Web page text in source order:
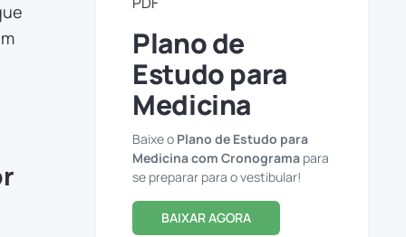
Plano de
Estudo para
Medicina
Baixe o Plano de Estudo para
Medicina com Cronograma
se preparar para o vestibular!
BAIXAR AGORA